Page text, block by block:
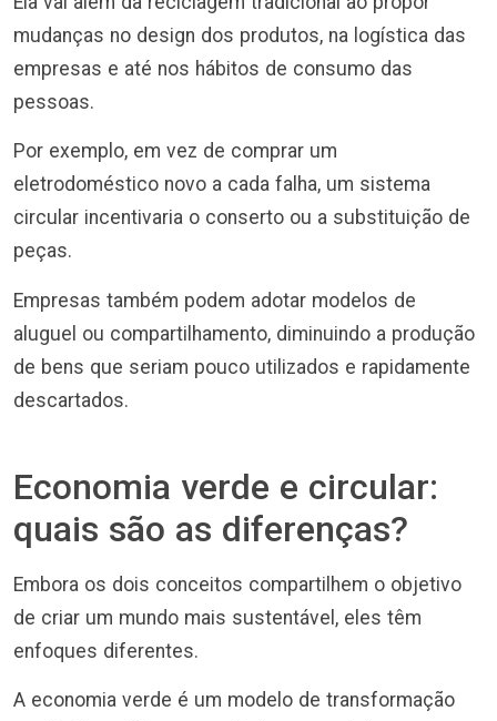
mudanças no design dos produtos, na logística das
empresas e até nos hábitos de consumo das
pessoas.
Por exemplo, em vez de comprar um
eletrodoméstico novo a cada falha, um sistema
circular incentivaria o conserto ou a substituição de
peças.
Empresas também podem adotar modelos de
aluguel ou compartilhamento, diminuindo a produção
de bens que seriam pouco utilizados e rapidamente
descartados.
Economia verde e circular:
quais são as diferenças?
Embora os dois conceitos compartilhem o objetivo
de criar um mundo mais sustentável, eles têm
enfoques diferentes.
A economia verde é um modelo de transformação